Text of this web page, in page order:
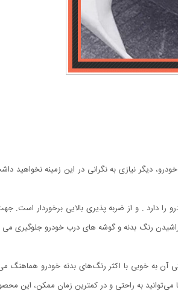
دیگر نیازی به نگرانی در این زمینه نخواهید
خودروهای داخلی و خارجی میباشد و نصب بسیار آسانی دارد. این ضربه گیر قابلیت نصب بر روی هر 4 درب خودرو را دارد . و از ضربه پذیری بالایی
رنگ بدنه و گوشه های درب خودرو جلوگیری می
به خوبی با اکثر رنگ‌های بدنه خودرو هماهنگ
به راحتی و در کمترین زمان ممکن، این